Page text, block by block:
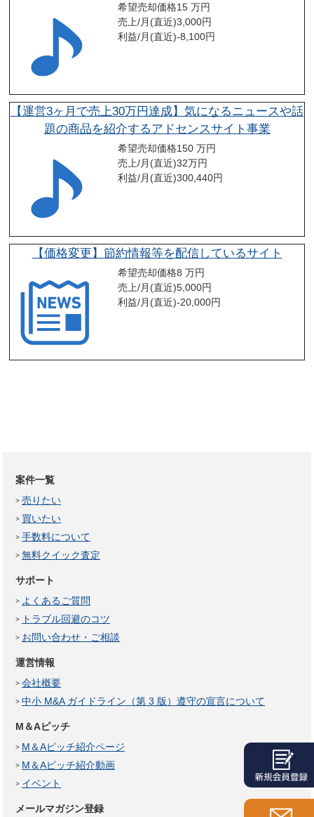
希望売却価格15 万円
売上/月(直近)3,000円
利益/月(直近)-8,100円
【運営3ヶ月で売上30万円達成】気になるニュースや話
題の商品を紹介するアドセンスサイト事業
希望売却価格150 万円
売上/月(直近)32万円
利益/月(直近)300,440円
【価格変更】節約情報等を配信しているサイト
希望売却価格8 万円
売上/月(直近)5,000円
利益/月(直近)-20,000円
案件一覧
売りたい
買いたい
手数料について
無料クイック査定
サポート
よくあるご質問
トラブル回避のコツ
お問い合わせ・ご相談
運営情報
会社概要
中小 M&A ガイドライン（第 3 版）遵守の宣言について
M＆Aピッチ
M＆Aピッチ紹介ページ
M＆Aピッチ紹介動画
イベント
メールマガジン登録